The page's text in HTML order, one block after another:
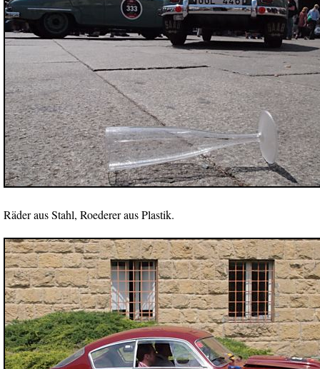
Räder aus Stahl, Roederer aus Plastik.